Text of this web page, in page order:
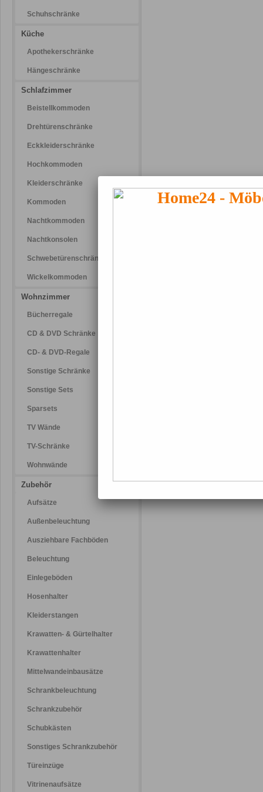
Schuhschränke
Küche
Apothekerschränke
Hängeschränke
Schlafzimmer
Beistellkommoden
Drehtürenschränke
Eckkleiderschränke
Hochkommoden
Kleiderschränke
Kommoden
Nachtkommoden
Nachtkonsolen
Schwebetürenschränke
Wickelkommoden
Wohnzimmer
Bücherregale
CD & DVD Schränke
CD- & DVD-Regale
Sonstige Schränke
Sonstige Sets
Sparsets
TV Wände
TV-Schränke
Wohnwände
Zubehör
Aufsätze
Außenbeleuchtung
Ausziehbare Fachböden
Beleuchtung
Einlegeböden
Hosenhalter
Kleiderstangen
Krawatten- & Gürtelhalter
Krawattenhalter
Mittelwandeinbausätze
Schrankbeleuchtung
Schrankzubehör
Schubkästen
Sonstiges Schrankzubehör
Türeinzüge
Vitrinenaufsätze